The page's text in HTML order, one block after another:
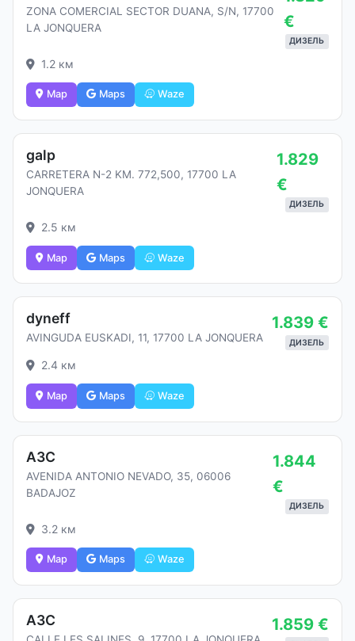
ZONA COMERCIAL SECTOR DUANA, S/N, 17700
LA JONQUERA
€
ДИЗЕЛЬ
1.2 км
Map Maps Waze
galp
CARRETERA N-2 KM. 772,500, 17700 LA
JONQUERA
1.829
€
ДИЗЕЛЬ
2.5 км
Map Maps Waze
dyneff
AVINGUDA EUSKADI, 11, 17700 LA JONQUERA
1.839 €
ДИЗЕЛЬ
2.4 км
Map Maps Waze
АЗС
AVENIDA ANTONIO NEVADO, 35, 06006
BADAJOZ
1.844
€
ДИЗЕЛЬ
3.2 км
Map Maps Waze
АЗС 1.859 €